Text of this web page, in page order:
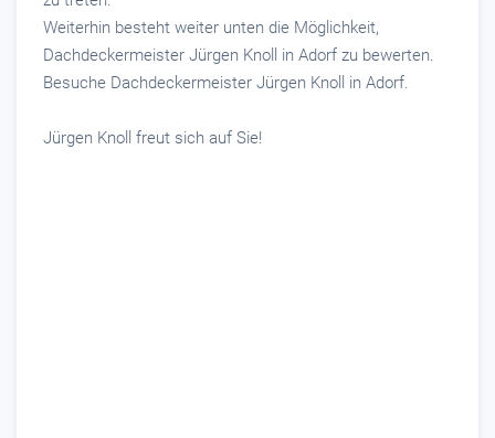
Weiterhin besteht weiter unten die Möglichkeit,
Dachdeckermeister Jürgen Knoll in Adorf zu bewerten.
Besuche Dachdeckermeister Jürgen Knoll in Adorf.
Jürgen Knoll freut sich auf Sie!